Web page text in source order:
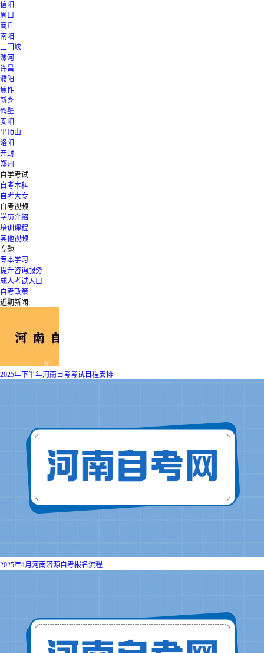
信阳
周口
商丘
南阳
三门峡
漯河
许昌
濮阳
焦作
新乡
鹤壁
安阳
平顶山
洛阳
开封
郑州
自学考试
自考本科
自考大专
自考视频
学历介绍
培训课程
其他视频
专题
专本学习
提升咨询服务
成人考试入口
自考政策
近期新闻:
2025年下半年河南自考考试日程安排
2025年4月河南济源自考报名流程